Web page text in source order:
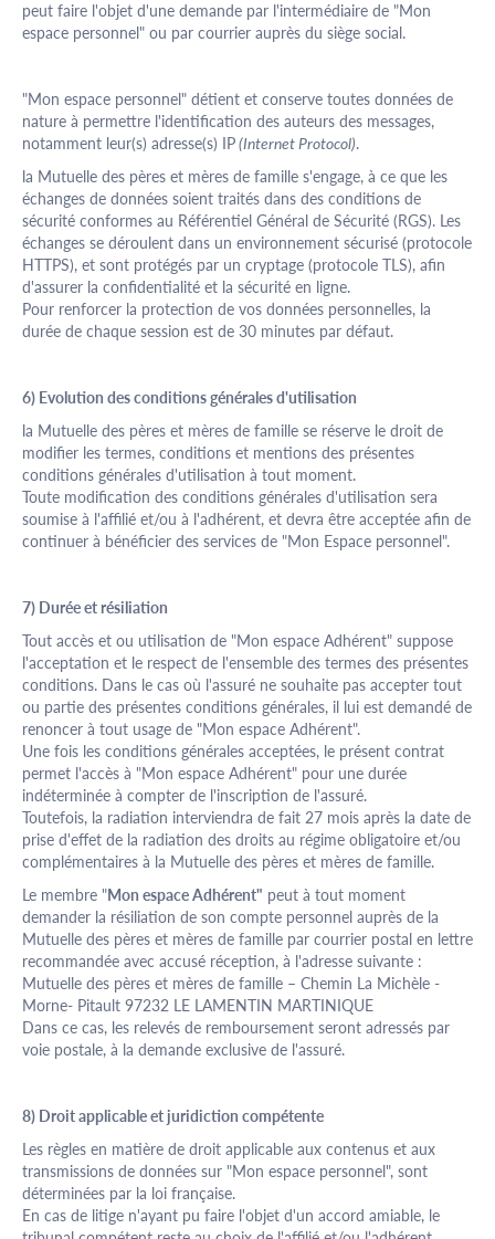
peut faire l'objet d'une demande par l'intermédiaire de "Mon
espace personnel" ou par courrier auprès du siège social.
"Mon espace personnel" détient et conserve toutes données de
nature à permettre l'identification des auteurs des messages,
notamment leur(s) adresse(s) IP(Internet Protocol).
la Mutuelle des pères et mères de famille s'engage, à ce que les
échanges de données soient traités dans des conditions de
sécurité conformes au Référentiel Général de Sécurité (RGS). Les
échanges se déroulent dans un environnement sécurisé (protocole
HTTPS), et sont protégés par un cryptage (protocole TLS), afin
d'assurer la confidentialité et la sécurité en ligne.
Pour renforcer la protection de vos données personnelles, la
durée de chaque session est de 30 minutes par défaut.
6) Evolution des conditions générales d'utilisation
la Mutuelle des pères et mères de famille se réserve le droit de
modifier les termes, conditions et mentions des présentes
conditions générales d'utilisation à tout moment.
Toute modification des conditions générales d'utilisation sera
soumise à l'affilié et/ou à l'adhérent, et devra être acceptée afin de
continuer à bénéficier des services de "Mon Espace personnel".
7) Durée et résiliation
Tout accès et ou utilisation de "Mon espace Adhérent" suppose
l'acceptation et le respect de l'ensemble des termes des présentes
conditions. Dans le cas où l'assuré ne souhaite pas accepter tout
ou partie des présentes conditions générales, il lui est demandé de
renoncer à tout usage de "Mon espace Adhérent".
Une fois les conditions générales acceptées, le présent contrat
permet l'accès à "Mon espace Adhérent" pour une durée
indéterminée à compter de l'inscription de l'assuré.
Toutefois, la radiation interviendra de fait 27 mois après la date de
prise d'effet de la radiation des droits au régime obligatoire et/ou
complémentaires à la Mutuelle des pères et mères de famille.
Le membre "Mon espace Adhérent" peut à tout moment
demander la résiliation de son compte personnel auprès de la
Mutuelle des pères et mères de famille par courrier postal en lettre
recommandée avec accusé réception, à l'adresse suivante :
Mutuelle des pères et mères de famille – Chemin La Michèle -
Morne- Pitault 97232 LE LAMENTIN MARTINIQUE
Dans ce cas, les relevés de remboursement seront adressés par
voie postale, à la demande exclusive de l'assuré.
8) Droit applicable et juridiction compétente
Les règles en matière de droit applicable aux contenus et aux
transmissions de données sur "Mon espace personnel", sont
déterminées par la loi française.
En cas de litige n'ayant pu faire l'objet d'un accord amiable, le